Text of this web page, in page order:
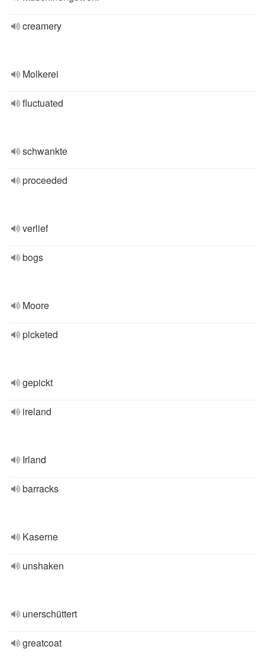
creamery
Molkerei
fluctuated
schwankte
proceeded
verlief
bogs
Moore
picketed
gepickt
ireland
Irland
barracks
Kaserne
unshaken
unerschüttert
greatcoat